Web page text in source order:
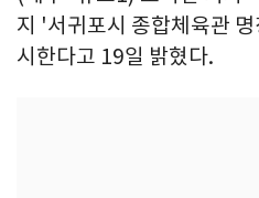
지 '서귀포시 종합체육관
시한다고 19일 밝혔다.